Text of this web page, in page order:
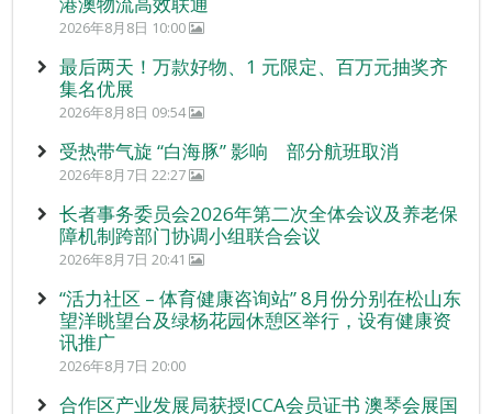
2026年8月8日 10:00
最后两天！万款好物、1 元限定、百万元抽奖齐
集名优展
2026年8月8日 09:54
受热带气旋 “白海豚” 影响 部分航班取消
2026年8月7日 22:27
长者事务委员会2026年第二次全体会议及养老保
障机制跨部门协调小组联合会议
2026年8月7日 20:41
“活力社区 – 体育健康咨询站” 8月份分别在松山东
望洋眺望台及绿杨花园休憩区举行，设有健康资
讯推广
2026年8月7日 20:00
合作区产业发展局获授ICCA会员证书 澳琴会展国